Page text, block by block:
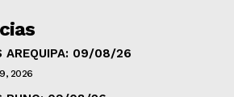
AREQUIPA: 09/08/26
2026